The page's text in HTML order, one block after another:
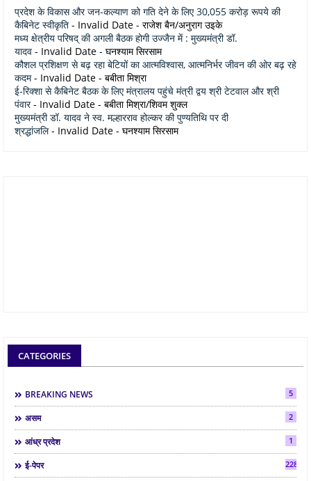
प्रदेश के विकास और जन-कल्याण को गति देने के लिए 30,055 करोड़ रूपये की
कैबिनेट स्वीकृति - Invalid Date - राजेश बैन/अनुराग उइके
मध्य क्षेत्रीय परिषद् की अगली बैठक होगी उज्जैन में : मुख्यमंत्री डॉ.
यादव - Invalid Date - घनश्याम सिरसाम
कौशल प्रशिक्षण से बढ़ रहा बेटियों का आत्मविश्वास, आत्मनिर्भर जीवन की ओर बढ़ रहे
कदम- Invalid Date - बबीता मिश्रा
ई-रिक्शा से कैबिनेट बैठक के लिए मंत्रालय पहुंचे मंत्री द्वय श्री टेटवाल और श्री
पंवार- Invalid Date - बबीता मिश्रा/शिवम शुक्ल
मुख्यमंत्री डॉ. यादव ने स्व. मल्हारराव होल्कर की पुण्यतिथि पर दी
श्रद्धांजलि- Invalid Date - घनश्याम सिरसाम
CATEGORIES
BREAKING NEWS 5
असम 2
आंध्र प्रदेश 1
ई-पेपर 2286